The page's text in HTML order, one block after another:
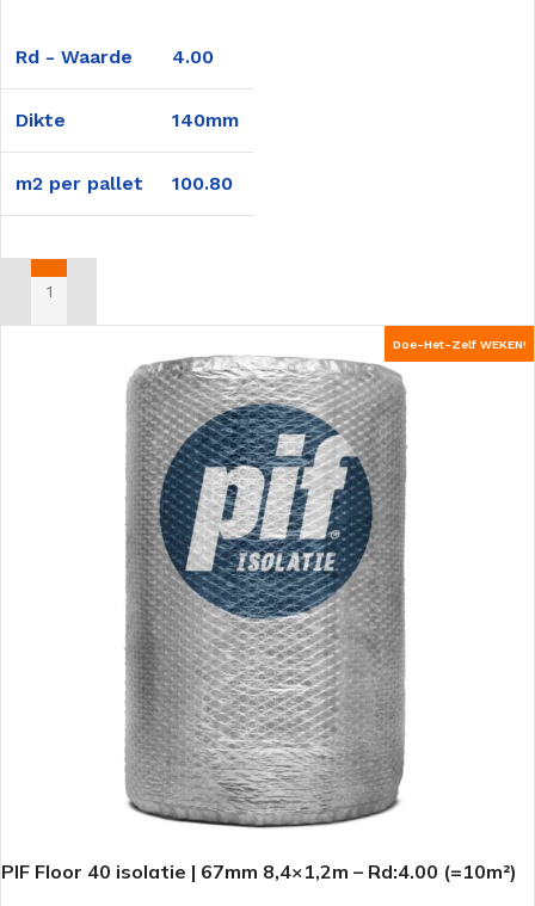
Rd - Waarde 4.00
Dikte 140mm
m2 per pallet 100.80
TOEVOEGEN AAN WINKELWAGEN
Doe-Het-Zelf WEKEN!
PIF Floor 40 isolatie | 67mm 8,4×1,2m – Rd:4.00 (=10m²)